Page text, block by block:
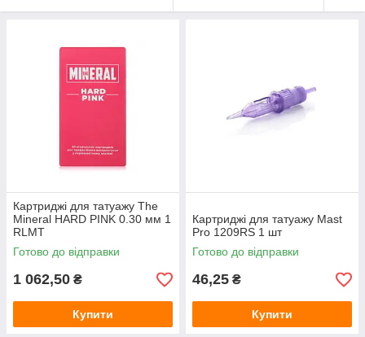
Картриджі для татуажу The
Mineral HARD PINK 0.30 мм 1
RLMT
Готово до відправки
1 062,50 ₴
Купити
Картриджі для татуажу Mast
Pro 1209RS 1 шт
Готово до відправки
46,25 ₴
Купити